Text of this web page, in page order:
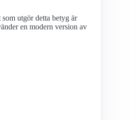
utgör detta betyg är
en modern version av